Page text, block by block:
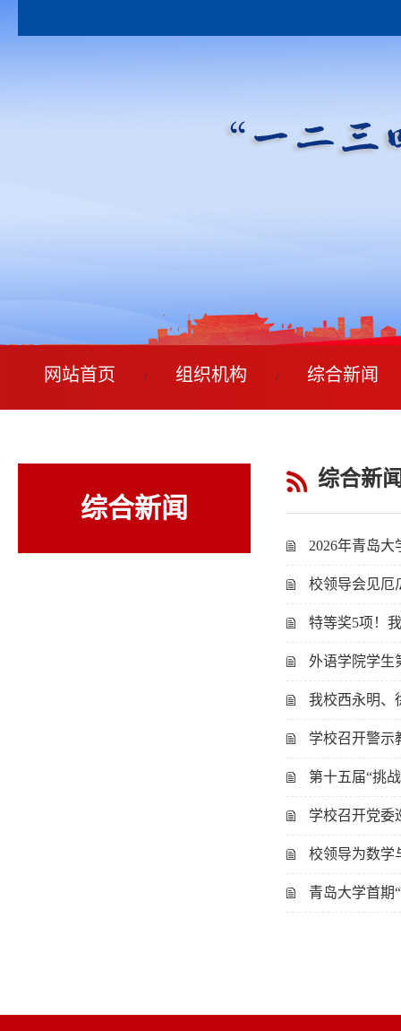
网站首页 / 组织机构 / 综合新闻
综合新闻
综合新
2026年青岛
校领导会见厄
特等奖5项！
外语学院学生
我校西永明、
学校召开警示
第十五届“挑
学校召开党委
校领导为数学
青岛大学首期